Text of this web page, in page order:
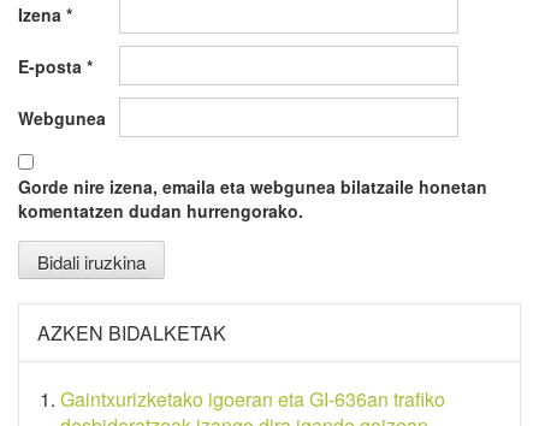
Izena *
E-posta *
Webgunea
Gorde nire izena, emaila eta webgunea bilatzaile honetan
komentatzen dudan hurrengorako.
AZKEN BIDALKETAK
Gaintxurizketako igoeran eta GI-636an trafiko